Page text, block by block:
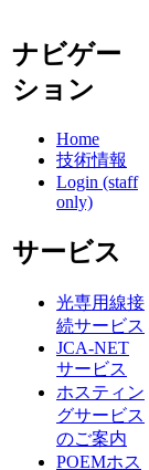
ナビゲー
ション
Home
技術情報
Login (staff
only)
サービス
光専用線接
続サービス
JCA-NET
サービス
ホスティン
グサービス
のご案内
POEMホス